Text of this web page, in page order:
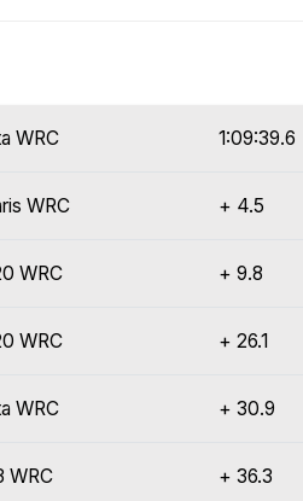
WRC 1:09:39.6
WRC + 4.5
WRC + 9.8
WRC + 26.1
WRC + 30.9
WRC + 36.3